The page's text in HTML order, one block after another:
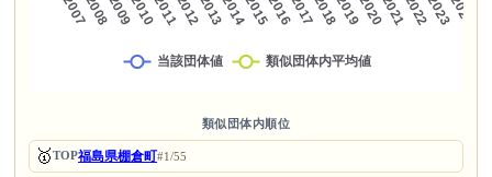
類似団体内順位
🥇TOP福島県棚倉町#1/55